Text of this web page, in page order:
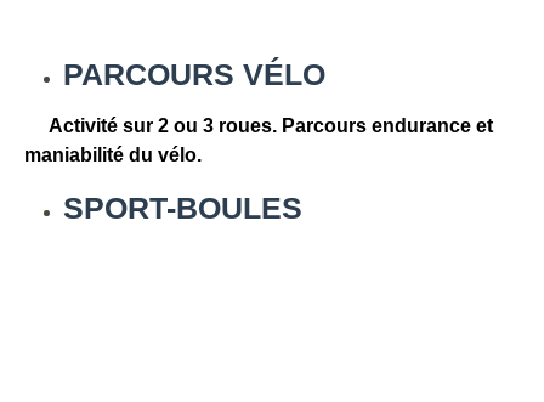
PARCOURS VÉLO
Activité sur 2 ou 3 roues. Parcours endurance et
maniabilité du vélo.
SPORT-BOULES